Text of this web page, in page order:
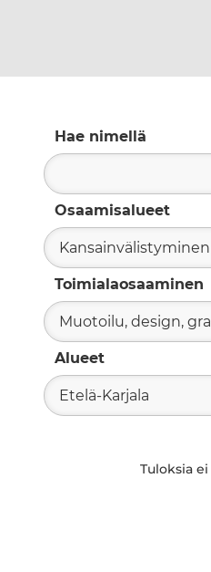
Hae nimellä
Osaamisalueet
Kansainvälistyminen
Toimialaosaaminen
Muotoilu, design,
Alueet
Etelä-Karjala
Tuloksia